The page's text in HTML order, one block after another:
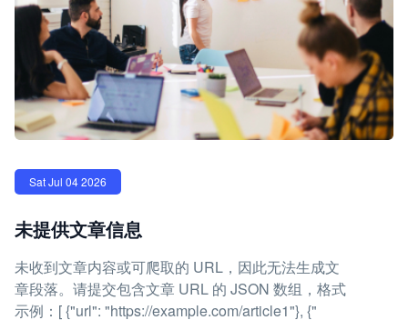
Sat Jul 04 2026
未提供文章信息
未收到文章内容或可爬取的 URL，因此无法生成文
章段落。请提交包含文章 URL 的 JSON 数组，格式
示例：[ {"url": "https://example.com/article1"}, {"